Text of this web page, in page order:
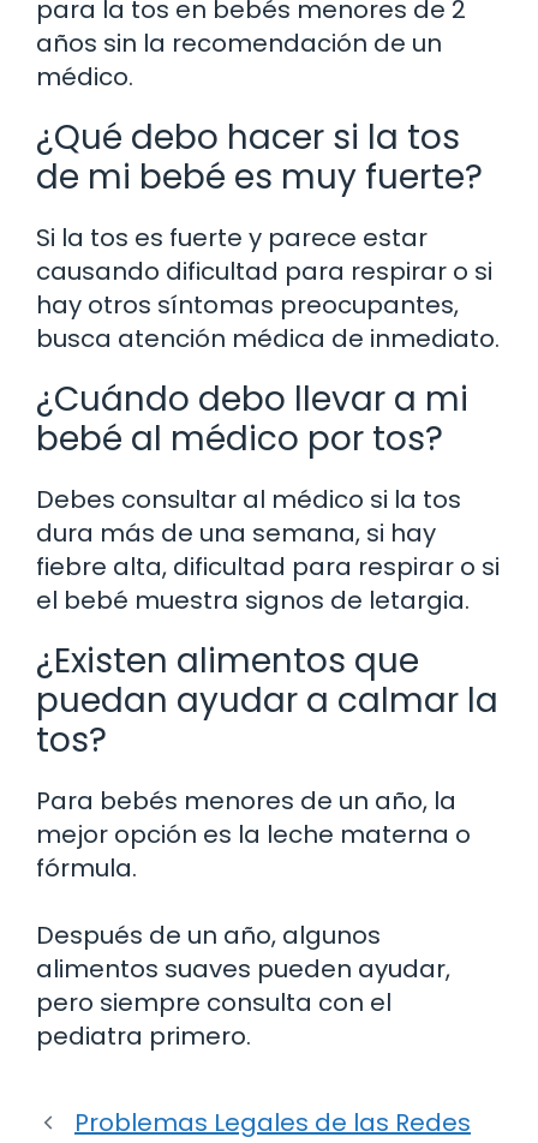
para la tos en bebés menores de 2
años sin la recomendación de un
médico.
¿Qué debo hacer si la tos
de mi bebé es muy fuerte?
Si la tos es fuerte y parece estar
causando dificultad para respirar o si
hay otros síntomas preocupantes,
busca atención médica de inmediato.
¿Cuándo debo llevar a mi
bebé al médico por tos?
Debes consultar al médico si la tos
dura más de una semana, si hay
fiebre alta, dificultad para respirar o si
el bebé muestra signos de letargia.
¿Existen alimentos que
puedan ayudar a calmar la
tos?
Para bebés menores de un año, la
mejor opción es la leche materna o
fórmula.
Después de un año, algunos
alimentos suaves pueden ayudar,
pero siempre consulta con el
pediatra primero.
Problemas Legales de las Redes